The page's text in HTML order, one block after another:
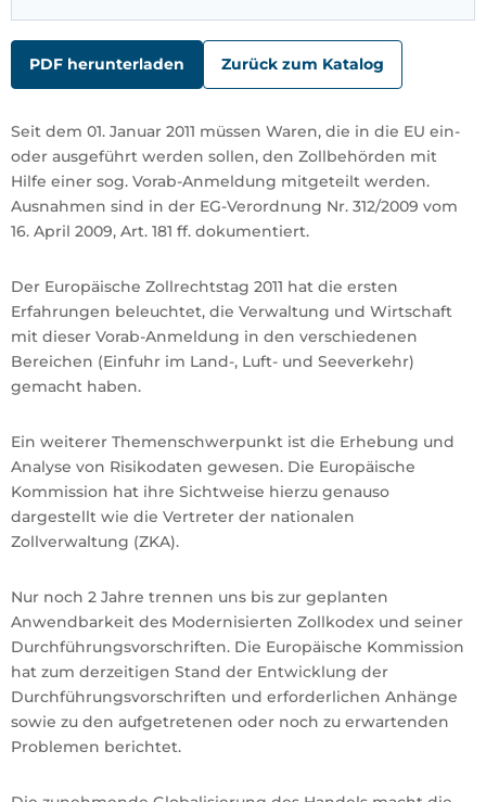
PDF herunterladen Zurück zum Katalog
Seit dem 01. Januar 2011 müssen Waren, die in die EU ein-
oder ausgeführt werden sollen, den Zollbehörden mit
Hilfe einer sog. Vorab-Anmeldung mitgeteilt werden.
Ausnahmen sind in der EG-Verordnung Nr. 312/2009 vom
16. April 2009, Art. 181 ff. dokumentiert.
Der Europäische Zollrechtstag 2011 hat die ersten
Erfahrungen beleuchtet, die Verwaltung und Wirtschaft
mit dieser Vorab-Anmeldung in den verschiedenen
Bereichen (Einfuhr im Land-, Luft- und Seeverkehr)
gemacht haben.
Ein weiterer Themenschwerpunkt ist die Erhebung und
Analyse von Risikodaten gewesen. Die Europäische
Kommission hat ihre Sichtweise hierzu genauso
dargestellt wie die Vertreter der nationalen
Zollverwaltung (ZKA).
Nur noch 2 Jahre trennen uns bis zur geplanten
Anwendbarkeit des Modernisierten Zollkodex und seiner
Durchführungsvorschriften. Die Europäische Kommission
hat zum derzeitigen Stand der Entwicklung der
Durchführungsvorschriften und erforderlichen Anhänge
sowie zu den aufgetretenen oder noch zu erwartenden
Problemen berichtet.